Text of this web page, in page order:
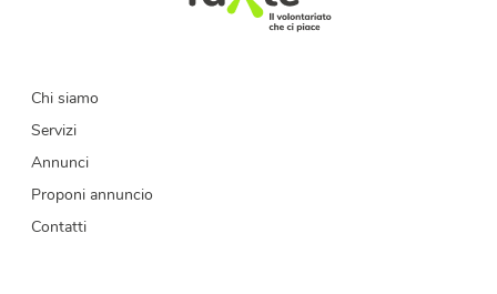
Chi siamo
Servizi
Annunci
Proponi annuncio
Contatti